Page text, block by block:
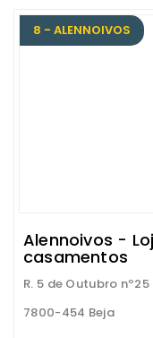
8 - ALENNOIVOS
Alennoivos -
casamentos
R. 5 de Outubro nº25
7800-454 Beja